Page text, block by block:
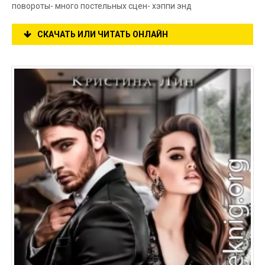
повороты- много постельных сцен- хэппи энд
СКАЧАТЬ ИЛИ ЧИТАТЬ ОНЛАЙН